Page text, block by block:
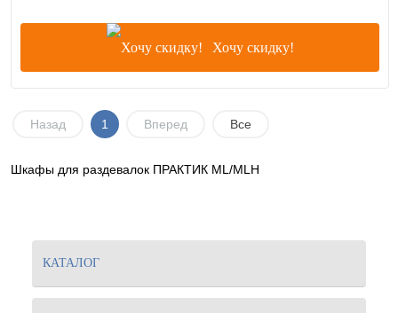
Хочу скидку!
Назад 1 Вперед Все
Шкафы для раздевалок ПРАКТИК ML/MLH
КАТАЛОГ